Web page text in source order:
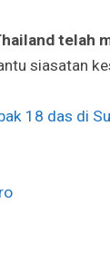
telah
siasatan
18 das di